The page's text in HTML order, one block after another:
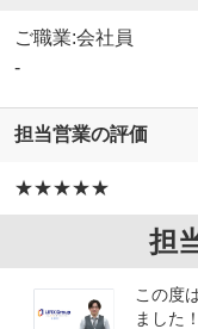
ご職業:会社員
-
担当営業の評価
★★★★★
担
この度
ました！